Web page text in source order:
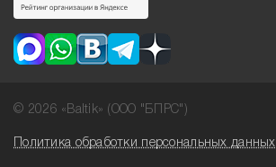
© 2026 «Baltik» (ООО "БПРС")
Политика обработки персональных данных